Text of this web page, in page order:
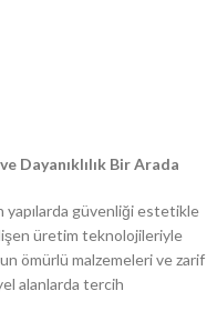
Dayanıklılık Bir Arada
yapılarda güvenliği estetikle
üretim teknolojileriyle
ömürlü malzemeleri ve zarif
alanlarda tercih